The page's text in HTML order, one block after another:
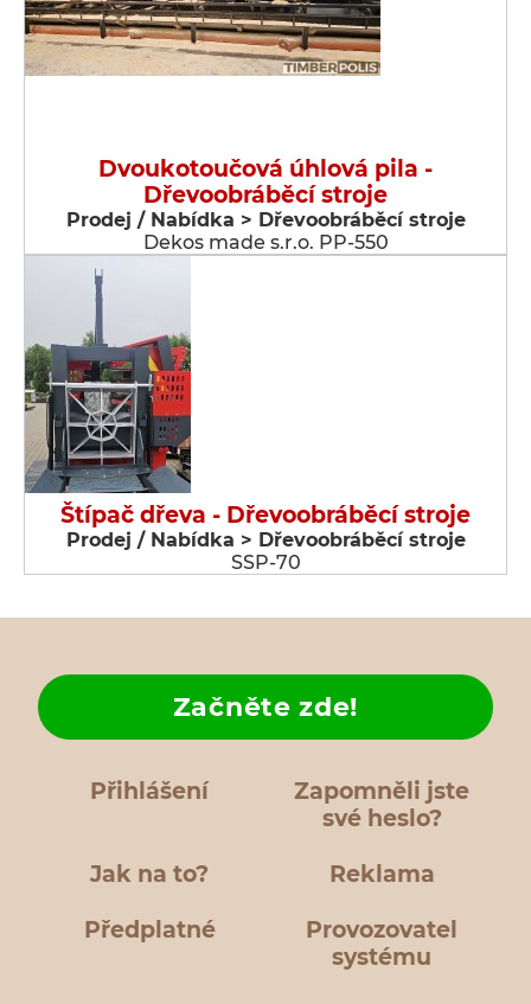
Dvoukotoučová úhlová pila -
Dřevoobráběcí stroje
Prodej / Nabídka > Dřevoobráběcí stroje
Dekos made s.r.o. PP-550
Štípač dřeva - Dřevoobráběcí stroje
Prodej / Nabídka > Dřevoobráběcí stroje
SSP-70
Přihlášení
Zapomněli jste
své heslo?
Jak na to?
Začněte zde!
Reklama
Předplatné
Provozovatel
systému